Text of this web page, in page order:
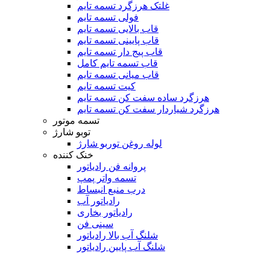
غلتک هرزگرد تسمه تایم
فولی تسمه تایم
قاب بالایی تسمه تایم
قاب پایینی تسمه تایم
قاب پیج دار تسمه تایم
قاب تسمه تایم کامل
قاب میانی تسمه تایم
کیت تسمه تایم
هرزگرد ساده سفت کن تسمه تایم
هرزگرد شیاردار سفت کن تسمه تایم
تسمه موتور
توبو شارژ
لوله روغن توربو شارژ
خنک کننده
پروانه فن رادیاتور
تسمه واتر پمپ
درب منبع انبساط
رادیاتور آب
رادیاتور بخاری
سینی فن
شلنگ آب بالا رادیاتور
شلنگ آب پایین رادیاتور